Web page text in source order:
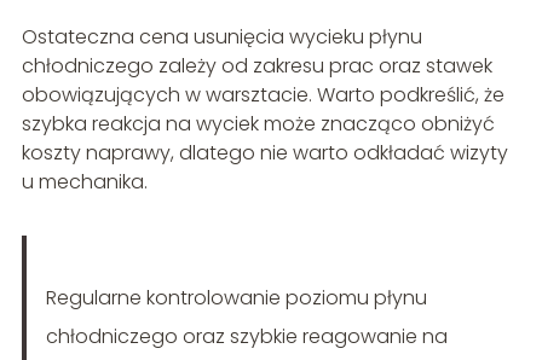
Ostateczna cena usunięcia wycieku płynu
chłodniczego zależy od zakresu prac oraz stawek
obowiązujących w warsztacie. Warto podkreślić, że
szybka reakcja na wyciek może znacząco obniżyć
koszty naprawy, dlatego nie warto odkładać wizyty
u mechanika.
Regularne kontrolowanie poziomu płynu
chłodniczego oraz szybkie reagowanie na